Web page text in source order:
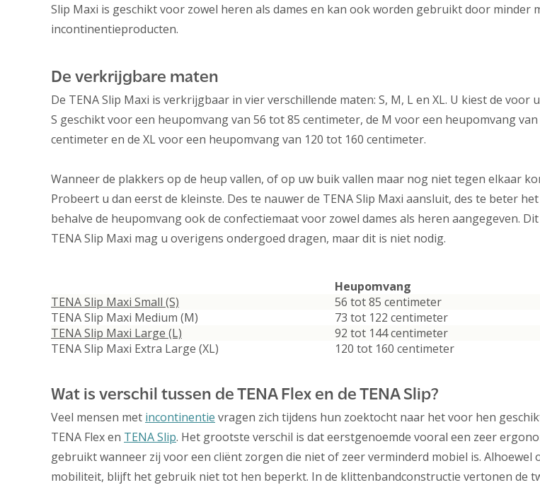
Slip Maxi is geschikt voor zowel heren als dames en kan ook worden gebruikt door
incontinentieproducten.
De verkrijgbare maten
De TENA Slip Maxi is verkrijgbaar in vier verschillende maten: S, M, L en XL. U kiest de
S geschikt voor een heupomvang van 56 tot 85 centimeter, de M voor een heupomvang
centimeter en de XL voor een heupomvang van 120 tot 160 centimeter.
Wanneer de plakkers op de heup vallen, of op uw buik vallen maar nog niet tegen elkaar
Probeert u dan eerst de kleinste. Des te nauwer de TENA Slip Maxi aansluit, des te beter
behalve de heupomvang ook de confectiemaat voor zowel dames als heren aangegeven.
TENA Slip Maxi mag u overigens ondergoed dragen, maar dit is niet nodig.
Heupomvang
TENA Slip Maxi Small (S)
56 tot 85 centimeter
TENA Slip Maxi Medium (M)
73 tot 122 centimeter
TENA Slip Maxi Large (L)
92 tot 144 centimeter
TENA Slip Maxi Extra Large (XL)
120 tot 160 centimeter
Wat is verschil tussen de TENA Flex en de TENA Slip?
Veel mensen met incontinentie vragen zich tijdens hun zoektocht naar het voor hen
TENA Flex en TENA Slip. Het grootste verschil is dat eerstgenoemde vooral een zeer
gebruikt wanneer zij voor een cliënt zorgen die niet of zeer verminderd mobiel is.
mobiliteit, blijft het gebruik niet tot hen beperkt. In de klittenbandconstructie vertonen de